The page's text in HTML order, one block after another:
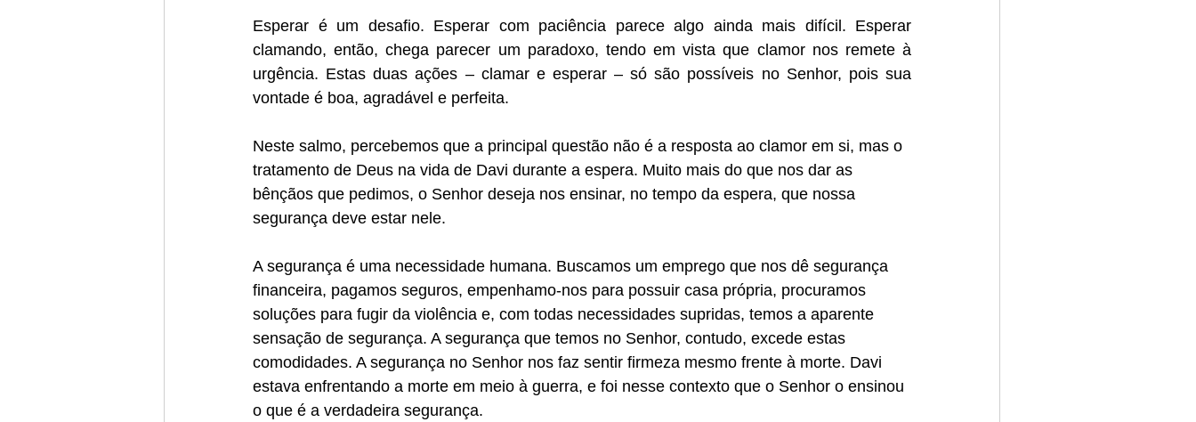
Esperar é um desafio. Esperar com paciência parece algo ainda mais difícil. Esperar
clamando, então, chega parecer um paradoxo, tendo em vista que clamor nos remete à
urgência. Estas duas ações – clamar e esperar – só são possíveis no Senhor, pois sua
vontade é boa, agradável e perfeita.
Neste salmo, percebemos que a principal questão não é a resposta ao clamor em si, mas o
tratamento de Deus na vida de Davi durante a espera. Muito mais do que nos dar as
bênçãos que pedimos, o Senhor deseja nos ensinar, no tempo da espera, que nossa
segurança deve estar nele.
A segurança é uma necessidade humana. Buscamos um emprego que nos dê segurança
financeira, pagamos seguros, empenhamo-nos para possuir casa própria, procuramos
soluções para fugir da violência e, com todas necessidades supridas, temos a aparente
sensação de segurança. A segurança que temos no Senhor, contudo, excede estas
comodidades. A segurança no Senhor nos faz sentir firmeza mesmo frente à morte. Davi
estava enfrentando a morte em meio à guerra, e foi nesse contexto que o Senhor o ensinou
o que é a verdadeira segurança.